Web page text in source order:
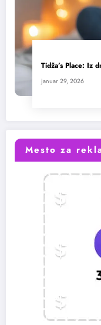
Tidža’s Place: Iz
januar 29, 2026
Mesto za